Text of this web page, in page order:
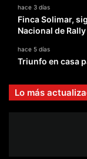
hace 3 días
Finca Solimar,
Nacional de Rally
hace 5 días
Triunfo en casa
Lo más